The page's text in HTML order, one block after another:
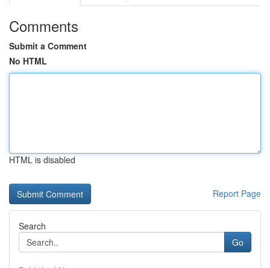
Comments
Submit a Comment
No HTML
HTML is disabled
Report Page
Search
Go